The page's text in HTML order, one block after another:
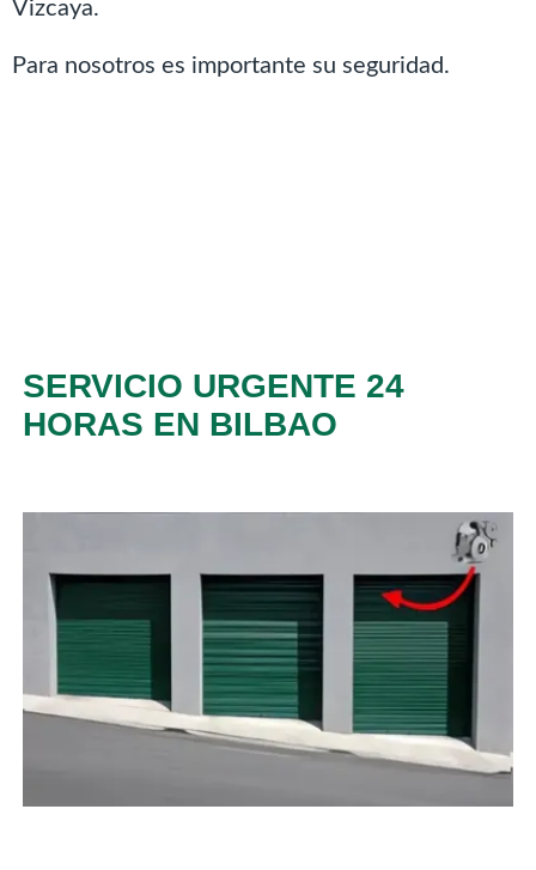
Vizcaya.
Para nosotros es importante su seguridad.
SERVICIO URGENTE 24
HORAS EN BILBAO